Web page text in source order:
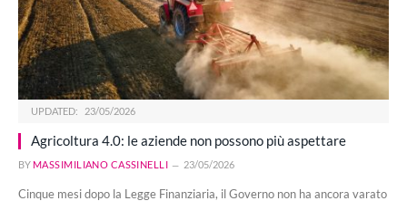
UPDATED: 23/05/2026
Agricoltura 4.0: le aziende non possono più aspettare
BY MASSIMILIANO CASSINELLI 23/05/2026
Cinque mesi dopo la Legge Finanziaria, il Governo non ha ancora varato